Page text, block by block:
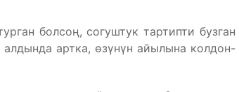
болсоң, согуштук тартипти бузган
артка, өзүнүн айылына колдон-